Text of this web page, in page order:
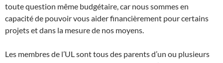
toute question même budgétaire, car nous sommes en
capacité de pouvoir vous aider financièrement pour certains
projets et dans la mesure de nos moyens.
Les membres de l’UL sont tous des parents d’un ou plusieurs